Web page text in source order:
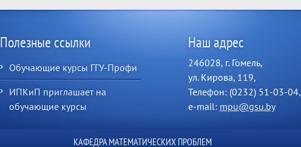
Полезные ссылки
Обучающие курсы ГГУ-Профи
ИПКиП приглашает на
обучающие курсы
Наш адрес
246028, г. Гомель,
ул. Кирова, 119,
Телефон: (0232) 51-03-04,
e-mail: mpu@gsu.by
КАФЕДРА МАТЕМАТИЧЕСКИХ ПРОБЛЕМ